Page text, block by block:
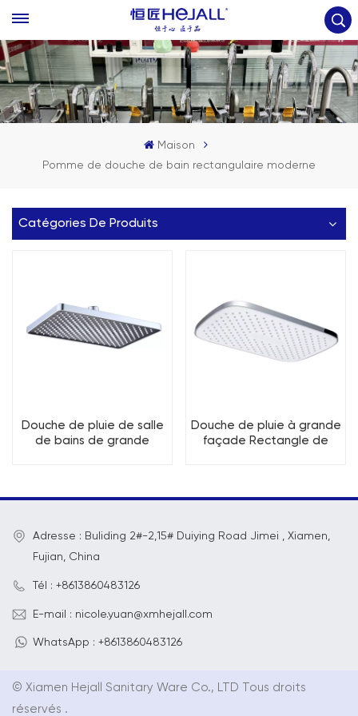
Maison
Pomme de douche de bain rectangulaire moderne
Catégories De Produits
Douche de pluie de salle
de bains de grande
Douche de pluie à grande
façade Rectangle de
Adresse : Buliding 2#-2,15# Duiying Road Jimei , Xiamen,
Fujian, China
Tél : +8613860483126
E-mail : nicole.yuan@xmhejall.com
WhatsApp : +8613860483126
© Xiamen Hejall Sanitary Ware Co., LTD Tous droits
réservés .